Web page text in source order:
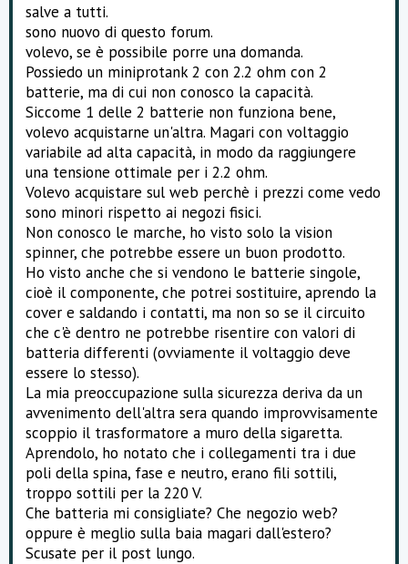
salve a tutti.
sono nuovo di questo forum.
volevo, se è possibile porre una domanda.
Possiedo un miniprotank 2 con 2.2 ohm con 2
batterie, ma di cui non conosco la capacità.
Siccome 1 delle 2 batterie non funziona bene,
volevo acquistarne un'altra. Magari con voltaggio
variabile ad alta capacità, in modo da raggiungere
una tensione ottimale per i 2.2 ohm.
Volevo acquistare sul web perchè i prezzi come vedo
sono minori rispetto ai negozi fisici.
Non conosco le marche, ho visto solo la vision
spinner, che potrebbe essere un buon prodotto.
Ho visto anche che si vendono le batterie singole,
cioè il componente, che potrei sostituire, aprendo la
cover e saldando i contatti, ma non so se il circuito
che c'è dentro ne potrebbe risentire con valori di
batteria differenti (ovviamente il voltaggio deve
essere lo stesso).
La mia preoccupazione sulla sicurezza deriva da un
avvenimento dell'altra sera quando improvvisamente
scoppio il trasformatore a muro della sigaretta.
Aprendolo, ho notato che i collegamenti tra i due
poli della spina, fase e neutro, erano fili sottili,
troppo sottili per la 220 V.
Che batteria mi consigliate? Che negozio web?
oppure è meglio sulla baia magari dall'estero?
Scusate per il post lungo.